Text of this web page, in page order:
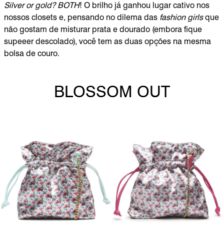
Silver or gold? BOTH! O brilho já ganhou lugar cativo nos
nossos closets e, pensando no dilema das fashion girlsque
não gostam de misturar prata e dourado (embora fique
supeeer descolado), você tem as duas opções na mesma
bolsa de couro.
BLOSSOM OUT